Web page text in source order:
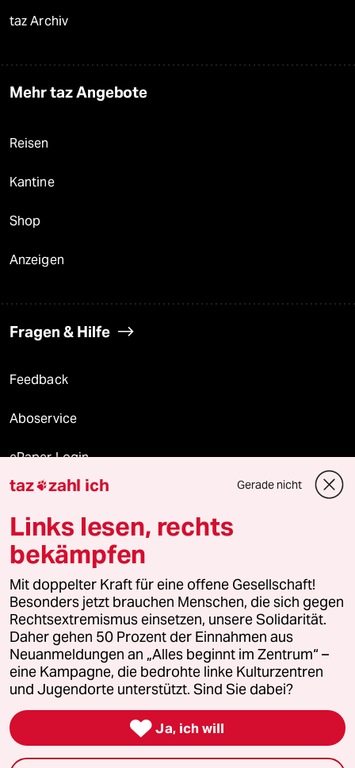
taz Archiv
Mehr taz Angebote
Reisen
Kantine
Shop
Anzeigen
Fragen & Hilfe
Feedback
Aboservice
ePaper Login
Downloads für Abonnierende
© 2026 taz Verlags und Vertriebs GmbH
Alle Rechte vorbehalten. Bei rechtlichen Fragen oder für Genehmigungen
wenden Sie sich bitte an lizenzen@taz.de
Feedback Redaktionsstatut Kommune-Richtlinien
Leitlinie Informant Datenschutz Impressum AGB
Seitenwende Einwilligungen widerrufen (Ads)
taz zahl ich Gerade nicht
Links lesen, rechts
bekämpfen
Mit doppelter Kraft für eine offene Gesellschaft!
Besonders jetzt brauchen Menschen, die sich gegen
Rechtsextremismus einsetzen, unsere Solidarität.
Daher gehen 50 Prozent der Einnahmen aus
Neuanmeldungen an „Alles beginnt im Zentrum“ –
eine Kampagne, die bedrohte linke Kulturzentren
und Jugendorte unterstützt. Sind Sie dabei?
 Ja, ich will